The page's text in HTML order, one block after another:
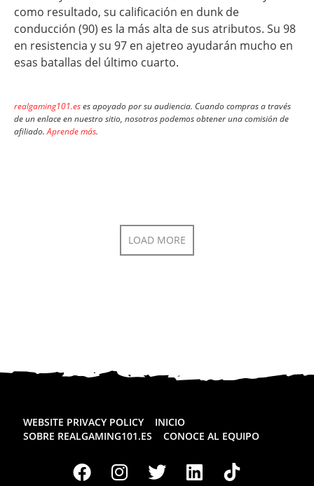
como resultado, su calificación en dunk de
conducción (90) es la más alta de sus atributos. Su 98
en resistencia y su 97 en ajetreo ayudarán mucho en
esas batallas del último cuarto.
realgaming101.eses apoyado por su audiencia. Cuando compras a través
de un enlace en nuestro sitio, nosotros podemos obtener una comisión de
afiliado.Aprende más.
LOAD MORE
WEBSITE PRIVACY POLICY
INICIO
SOBRE REALGAMING101.ES
CONOCE AL EQUIPO